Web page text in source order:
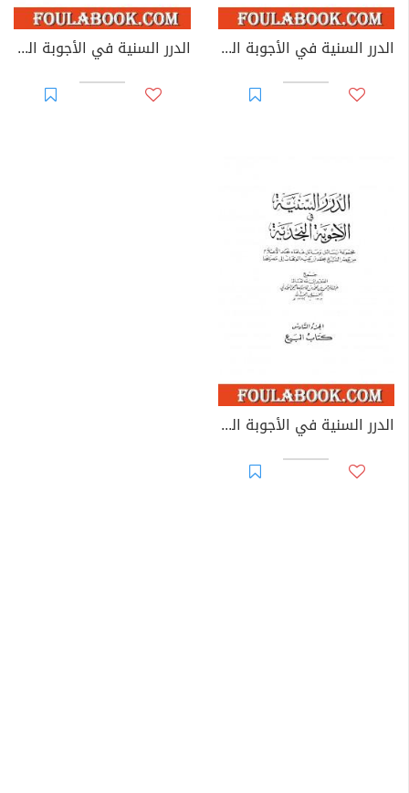
الدرر السنية في الأجوبة النجدية - المجلد الرابع الدرر السنية في الأجوبة النجدية - المجلد الخامس
الدرر السنية في الأجوبة النجدية - المجلد السادس